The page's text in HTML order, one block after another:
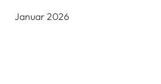
Januar 2026